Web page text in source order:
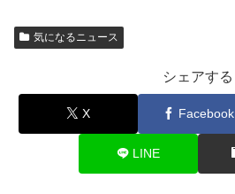
気になるニュース
シェアする
X Facebook
LINE